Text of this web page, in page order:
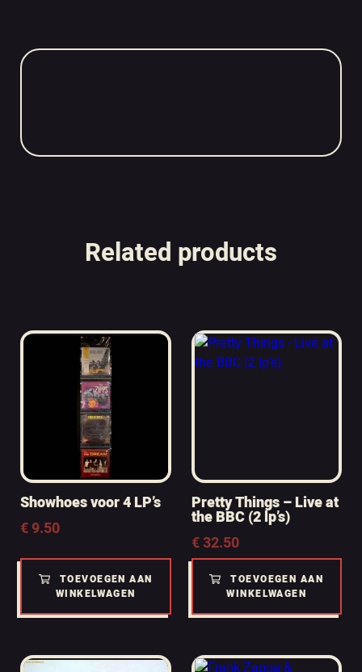
Related products
Showhoes voor 4 LP’s
€9.50
TOEVOEGEN AAN
WINKELWAGEN
Pretty Things – Live at
the BBC (2 lp’s)
€32.50
TOEVOEGEN AAN
WINKELWAGEN